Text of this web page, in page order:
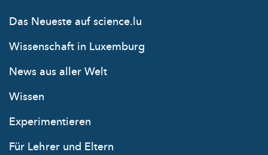
Das Neueste auf science.lu
Wissenschaft in Luxemburg
News aus aller Welt
Wissen
Experimentieren
Für Lehrer und Eltern